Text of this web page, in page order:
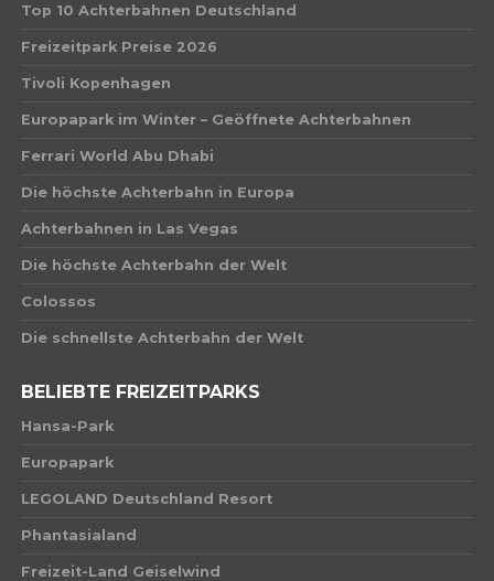
Top 10 Achterbahnen Deutschland
Freizeitpark Preise 2026
Tivoli Kopenhagen
Europapark im Winter – Geöffnete Achterbahnen
Ferrari World Abu Dhabi
Die höchste Achterbahn in Europa
Achterbahnen in Las Vegas
Die höchste Achterbahn der Welt
Colossos
Die schnellste Achterbahn der Welt
BELIEBTE FREIZEITPARKS
Hansa-Park
Europapark
LEGOLAND Deutschland Resort
Phantasialand
Freizeit-Land Geiselwind